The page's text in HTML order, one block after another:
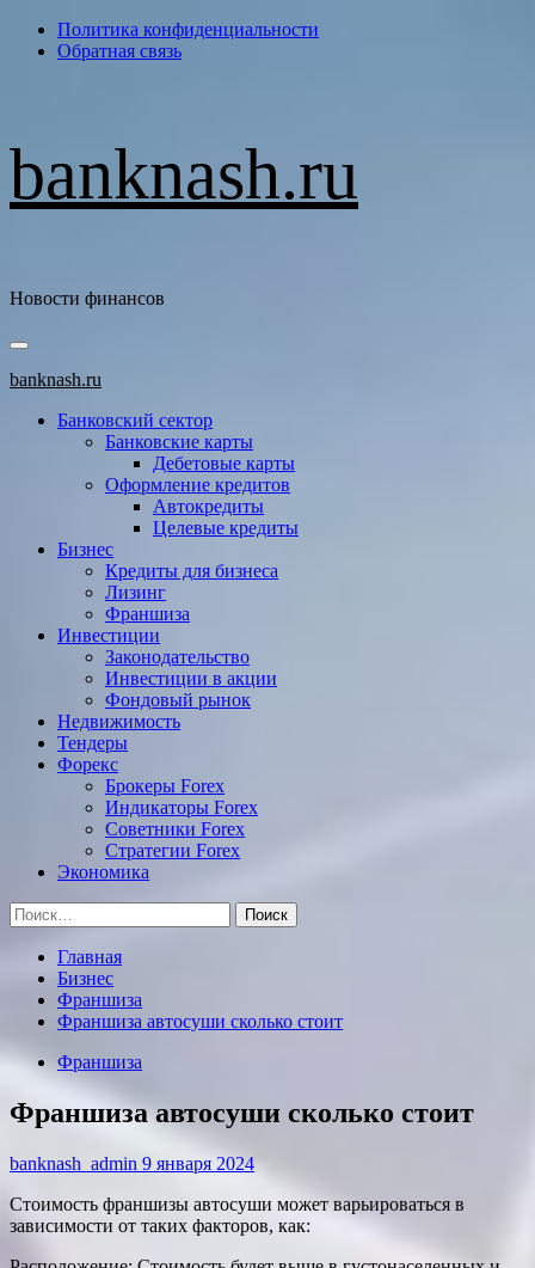
ПерейтиПолитика конфиденциальности
Обратная связь
banknash.ru
Новости финансов
Основное
меню
banknash.ru
Банковский сектор
Банковские карты
Дебетовые карты
Оформление кредитов
Автокредиты
Целевые кредиты
Бизнес
Кредиты для бизнеса
Лизинг
Франшиза
Инвестиции
Законодательство
Инвестиции в акции
Фондовый рынок
Недвижимость
Тендеры
Форекс
Брокеры Forex
Индикаторы Forex
Советники Forex
Стратегии Forex
Экономика
Найти:
Главная
Бизнес
Франшиза
Франшиза автосуши сколько стоит
Франшиза
Франшиза автосуши сколько стоит
banknash_admin 9 января 2024
Стоимость франшизы автосуши может варьироваться в
зависимости от таких факторов, как: